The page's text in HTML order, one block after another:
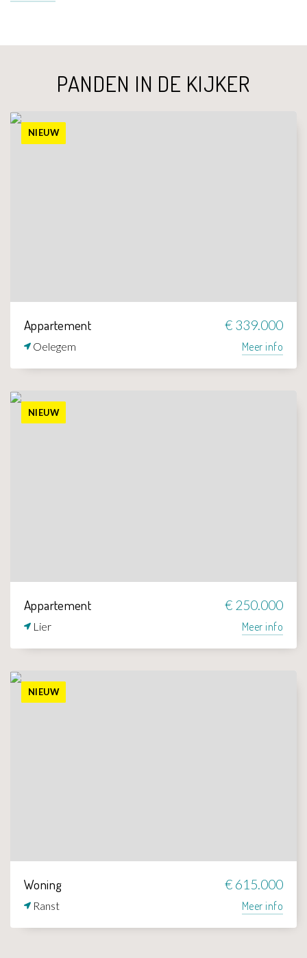
PANDEN IN DE KIJKER
NIEUW
Appartement € 339.000
Oelegem Meer info
NIEUW
Appartement € 250.000
Lier Meer info
NIEUW
Woning € 615.000
Ranst Meer info